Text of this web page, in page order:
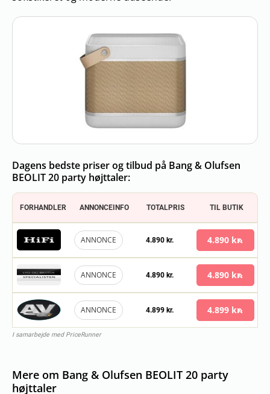
Dagens bedste priser og tilbud på Bang & Olufsen
BEOLIT 20 party højttaler:
FORHANDLER ANNONCEINFO TOTALPRIS TIL BUTIK
ANNONCE 4.890 kr. 4.890 kr.
ANNONCE 4.890 kr. 4.890 kr.
ANNONCE 4.899 kr. 4.899 kr.
I samarbejde med PriceRunner
Mere om Bang & Olufsen BEOLIT 20 party
højttaler